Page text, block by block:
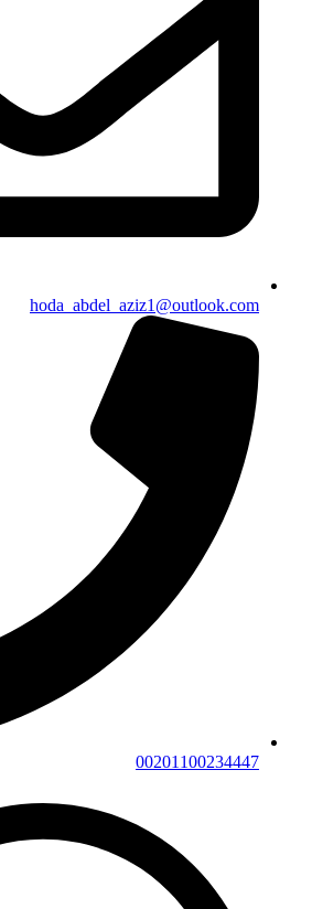
hoda_abdel_aziz1@outlook.com
00201100234447